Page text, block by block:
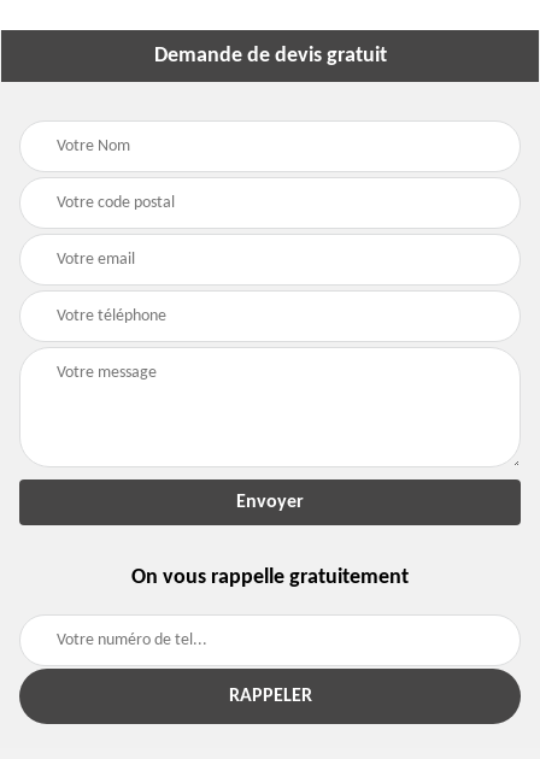
Demande de devis gratuit
On vous rappelle gratuitement